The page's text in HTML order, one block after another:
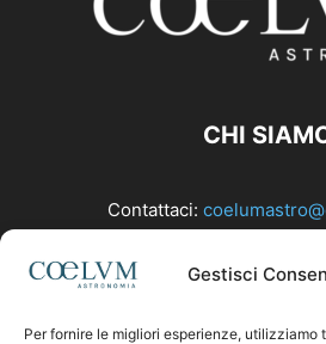
Gestisci
Per fornire le migliori esperienze,
CHI
Contattaci:
SEGUICI